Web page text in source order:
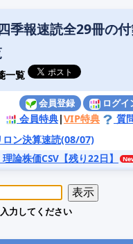
季報速読全29冊の
一覧
会員登録 ログイ
会員特典|VIP特典
質
ロン決算速読(08/07)
理論株価CSV【残り22日】
力してください